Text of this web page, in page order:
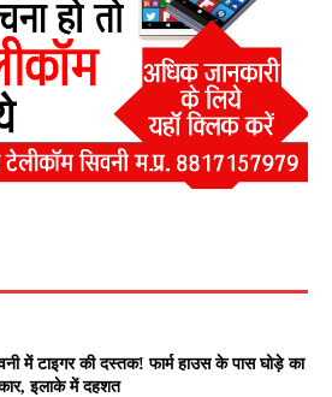
में टाइगर की दस्तक! फार्म हाउस के पास घोड़े का
इलाके में दहशत